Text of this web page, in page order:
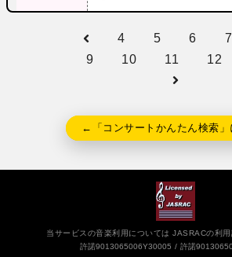
4 5 6 7
9
10 11 12
←「コンサートかんたん検索」
当サービスの音楽利用については JASRACの利
許諾9013065006Y30005
許諾